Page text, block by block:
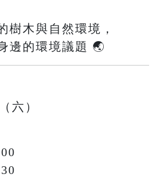
樹木與自然環境，
邊的環境議題 🌏
六）